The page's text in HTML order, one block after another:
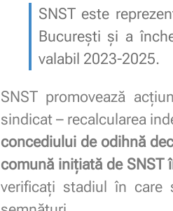
SNST este
București și a
valabil 2023-2025.
SNST promovează
sindicat – recalcularea
concediului de odihnă
comună inițiată de SNST
verificați stadiul în care